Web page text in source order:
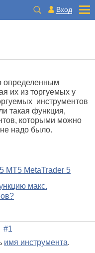
Вход
определенным
их из торгуемых у
инструментов
такая функция,
которыми можно
надо было.
MT5 MetaTrader 5
макс.
#1
имя инструмента.